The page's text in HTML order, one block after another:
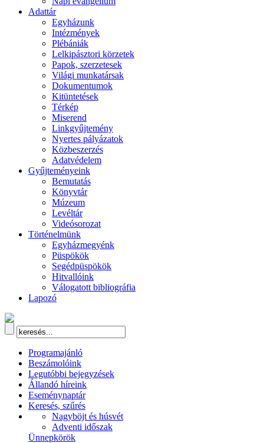
Adattár
Egyházunk
Intézmények
Plébániák
Lelkipásztori körzetek
Papok, szerzetesek
Világi munkatársak
Dokumentumok
Kitüntetések
Térkép
Miserend
Linkgyűjtemény
Nyertes pályázatok
Közbeszerzés
Adatvédelem
Gyűjteményeink
Bemutatás
Könyvtár
Múzeum
Levéltár
Videósorozat
Történelmünk
Egyházmegyénk
Püspökök
Segédpüspökök
Hitvallóink
Válogatott bibliográfia
Lapozó
Programajánló
Beszámolóink
Legutóbbi bejegyzések
Állandó híreink
Eseménynaptár
Keresés, szűrés
Nagyböjt és húsvét
Adventi időszak
Ünnepkörök